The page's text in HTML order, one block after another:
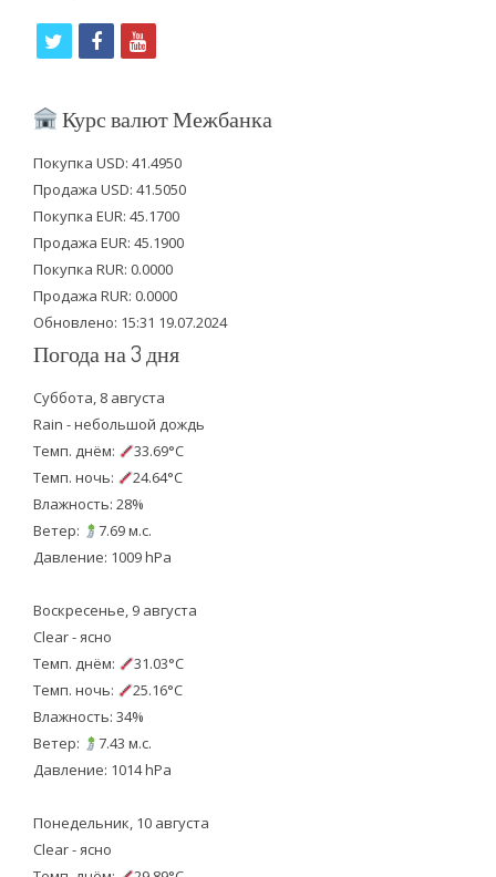
i
t
e
r
f
c
b
o
o
k
y
u
u
b
e
Курс валют Межбанка
Покупка USD: 41.4950
Продажа USD: 41.5050
Покупка EUR: 45.1700
Продажа EUR: 45.1900
Покупка RUR: 0.0000
Продажа RUR: 0.0000
Обновлено: 15:31 19.07.2024
Погода на 3 дня
Суббота, 8 августа
Rain - небольшой дождь
Темп. днём:
33.69°C
Темп. ночь:
24.64°C
Влажность: 28%
Ветер:
7.69 м.с.
Давление: 1009 hPa
Воскресенье, 9 августа
Clear - ясно
Темп. днём:
31.03°C
Темп. ночь:
25.16°C
Влажность: 34%
Ветер:
7.43 м.с.
Давление: 1014 hPa
Понедельник, 10 августа
Clear - ясно